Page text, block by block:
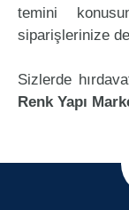
temini
siparişlerinize
Sizlerde
Renk Yapı